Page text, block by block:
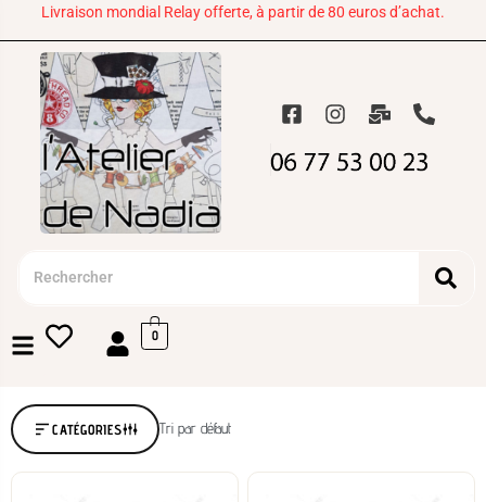
Livraison mondial Relay offerte, à partir de 80 euros d’achat.
0
CATÉGORIES Tri par défaut